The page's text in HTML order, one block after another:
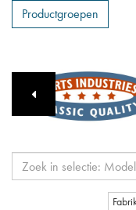
Productgroepen